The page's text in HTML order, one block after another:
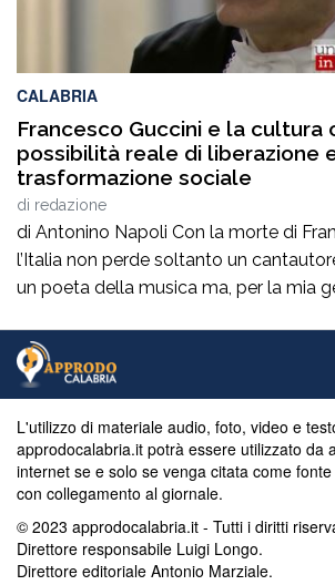
CALABRIA
Francesco Guccini e la cultura
possibilità reale di liberazione
trasformazione sociale
di redazione
di Antonino Napoli Con la morte di
l’Italia non perde soltanto un
un poeta della musica ma, per la mia
ne va un autentico riferimento
maestri che hanno insegnato a
che a cantare. […]
L'utilizzo di materiale audio, foto, video e
approdocalabria.it potrà essere utilizzato da
internet se e solo se venga citata come
con collegamento al giornale.
© 2023 approdocalabria.it - Tutti i diritti
Direttore responsabile Luigi Longo.
Direttore editoriale Antonio Marziale.